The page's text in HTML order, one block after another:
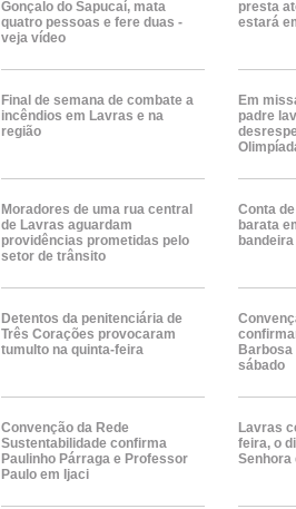
Gonçalo do Sapucaí, mata
quatro pessoas e fere duas -
veja vídeo
presta
estará
Final de semana de combate a
incêndios em Lavras e na
região
Em
padre
Moradores de uma rua central
de Lavras aguardam
providências prometidas pelo
setor de trânsito
Conta
barata
Detentos da penitenciária de
Três Corações provocaram
tumulto na quinta-feira
sábado
Convenção da Rede
Sustentabilidade confirma
Paulinho Párraga e Professor
Paulo em Ijaci
Lavras
feira, o
Senhora